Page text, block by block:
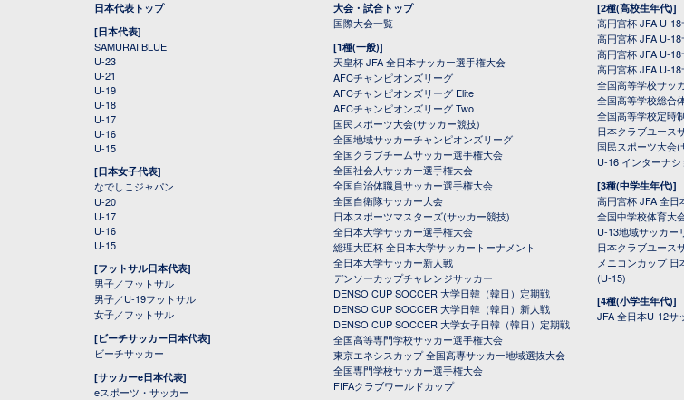
日本代表トップ
[日本代表]
SAMURAI BLUE
U-23
U-21
U-19
U-18
U-17
U-16
U-15
[日本女子代表]
なでしこジャパン
U-20
U-17
U-16
U-15
[フットサル日本代表]
男子／フットサル
男子／U-19フットサル
女子／フットサル
[ビーチサッカー日本代表]
ビーチサッカー
[サッカーe日本代表]
eスポーツ・サッカー
大会・試合トップ
国際大会一覧
[1種(一般)]
天皇杯 JFA 全日本サッカー選手権大会
AFCチャンピオンズリーグ
AFCチャンピオンズリーグ Elite
AFCチャンピオンズリーグ Two
国民スポーツ大会(サッカー競技)
全国地域サッカーチャンピオンズリーグ
全国クラブチームサッカー選手権大会
全国社会人サッカー選手権大会
全国自治体職員サッカー選手権大会
全国自衛隊サッカー大会
日本スポーツマスターズ(サッカー競技)
全日本大学サッカー選手権大会
総理大臣杯 全日本大学サッカートーナメント
全日本大学サッカー新人戦
デンソーカップチャレンジサッカー
DENSO CUP SOCCER 大学日韓（韓日）定期戦
DENSO CUP SOCCER 大学日韓（韓日）新人戦
DENSO CUP SOCCER 大学女子日韓（韓日）定期戦
全国高等専門学校サッカー選手権大会
東京エネシスカップ 全国高専サッカー地域選抜大会
全国専門学校サッカー選手権大会
FIFAクラブワールドカップ
[2種(高校生年代)]
高円宮杯 JFA U-
高円宮杯 JFA U-
高円宮杯 JFA U-
高円宮杯 JFA U-
全国高等学校サッ
全国高等学校総合
全国高等学校定時
日本クラブユース
国民スポーツ大会(
U-16 インターナ
[3種(中学生年代)]
高円宮杯 JFA 全日
全国中学校体育大
U-13地域サッカー
日本クラブユース
メニコンカップ
(U-15)
[4種(小学生年代)]
JFA 全日本U-12サ